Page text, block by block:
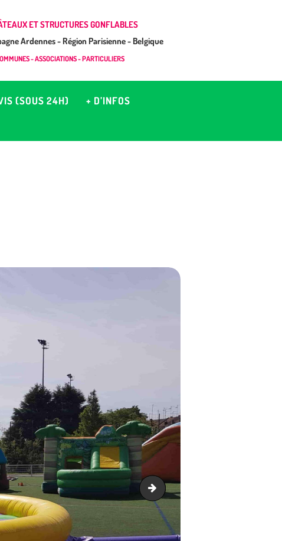
ET STRUCTURES GONFLABLES
Ardennes - Région Parisienne - Belgique
- ASSOCIATIONS - PARTICULIERS
(SOUS 24H)
+ D’INFOS
Cible géante football-min